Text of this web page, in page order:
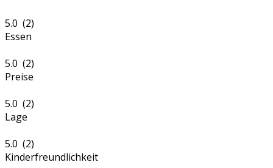
5.0 (2)
Essen
5.0 (2)
Preise
5.0 (2)
Lage
5.0 (2)
Kinderfreundlichkeit